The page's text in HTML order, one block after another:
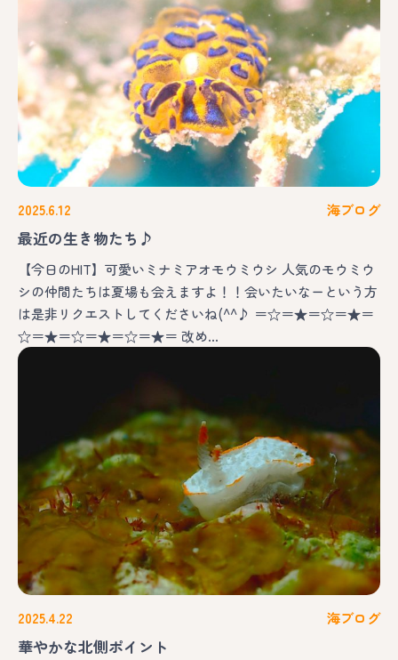
2025.6.12 海ブログ
最近の生き物たち♪
【今日のHIT】可愛いミナミアオモウミウシ 人気のモウミウ
シの仲間たちは夏場も会えますよ！！会いたいなーという方
は是非リクエストしてくださいね(^^♪ ＝☆＝★＝☆＝★＝
☆＝★＝☆＝★＝☆＝★＝ 改め…
2025.4.22 海ブログ
華やかな北側ポイント